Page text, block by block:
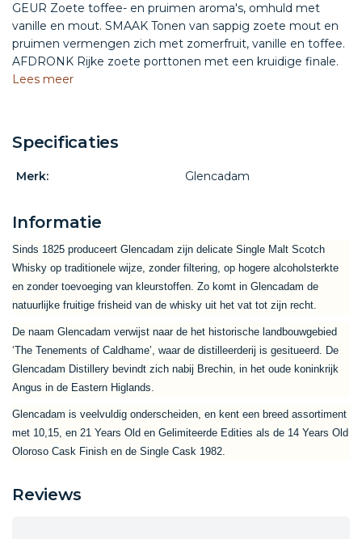
GEUR Zoete toffee- en pruimen aroma's, omhuld met
vanille en mout. SMAAK Tonen van sappig zoete mout en
pruimen vermengen zich met zomerfruit, vanille en toffee.
AFDRONK Rijke zoete porttonen met een kruidige finale.
Lees meer
Specificaties
Merk: Glencadam
Informatie
Sinds 1825 produceert Glencadam zijn delicate Single Malt Scotch
Whisky op traditionele wijze, zonder filtering, op hogere alcoholsterkte
en zonder toevoeging van kleurstoffen. Zo komt in Glencadam de
natuurlijke fruitige frisheid van de whisky uit het vat tot zijn recht.
De naam Glencadam verwijst naar de het historische landbouwgebied
‘The Tenements of Caldhame’, waar de distilleerderij is gesitueerd. De
Glencadam Distillery bevindt zich nabij Brechin, in het oude koninkrijk
Angus in de Eastern Higlands.
Glencadam is veelvuldig onderscheiden, en kent een breed assortiment
met 10,15, en 21 Years Old en Gelimiteerde Edities als de 14 Years Old
Oloroso Cask Finish en de Single Cask 1982.
Reviews